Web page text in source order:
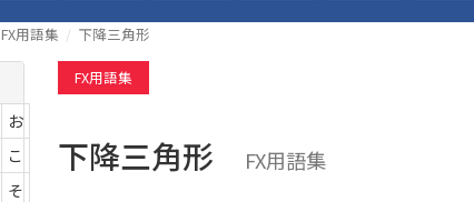
FX用語集 下降三角形
FX用語集
下降三角形 FX用語集
お
こ
そ